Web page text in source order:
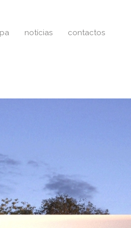
notícias contactos